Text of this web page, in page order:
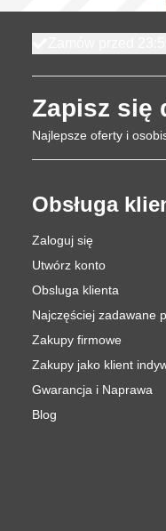
Zapisz się
Najlepsze oferty i
Obsługa
Zaloguj się
Utwórz konto
Obsluga klienta
Najczęściej zadawane
Zakupy firmowe
Zakupy jako klient
Gwarancja i Naprawa
Blog